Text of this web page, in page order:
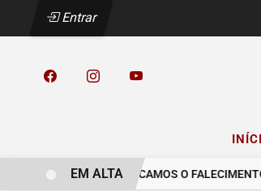
Entrar
COELHO. COMUNICAMOS O FALECIMENTO
EM ALTA